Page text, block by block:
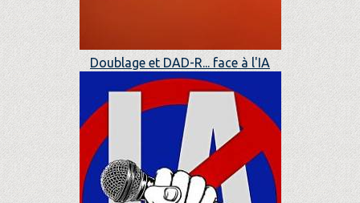
Doublage et DAD-R... face à l'IA